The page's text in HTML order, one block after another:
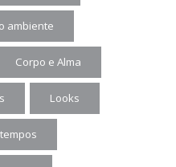
ambiente
Corpo e Alma
Looks